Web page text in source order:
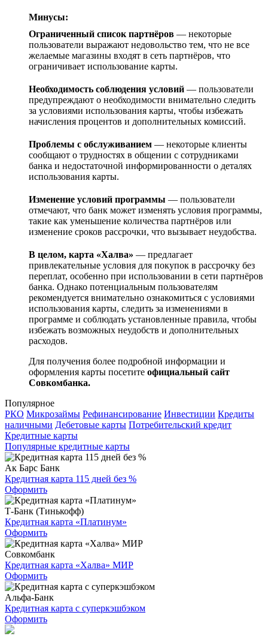
Минусы:
Ограниченный список партнёров — некоторые
пользователи выражают недовольство тем, что не все
желаемые магазины входят в сеть партнёров, что
ограничивает использование карты.
Необходимость соблюдения условий — пользователи
предупреждают о необходимости внимательно следить
за условиями использования карты, чтобы избежать
начисления процентов и дополнительных комиссий.
Проблемы с обслуживанием — некоторые клиенты
сообщают о трудностях в общении с сотрудниками
банка и недостаточной информированности о деталях
использования карты.
Изменение условий программы — пользователи
отмечают, что банк может изменять условия программы,
такие как уменьшение количества партнёров или
изменение сроков рассрочки, что вызывает неудобства.
В целом, карта «Халва» — предлагает
привлекательные условия для покупок в рассрочку без
переплат, особенно при использовании в сети партнёров
банка. Однако потенциальным пользователям
рекомендуется внимательно ознакомиться с условиями
использования карты, следить за изменениями в
программе и соблюдать установленные правила, чтобы
избежать возможных неудобств и дополнительных
расходов.
Для получения более подробной информации и
оформления карты посетите официальный сайт
Совкомбанка.
Популярное
РКО Микрозаймы Рефинансирование Инвестиции Кредиты
наличными Дебетовые карты Потребительский кредит
Кредитные карты
Популярные кредитные карты
Ак Барс Банк
Кредитная карта 115 дней без %
Оформить
Т-Банк (Тинькофф)
Кредитная карта «Платинум»
Оформить
Совкомбанк
Кредитная карта «Халва» МИР
Оформить
Альфа-Банк
Кредитная карта с суперкэшбэком
Оформить